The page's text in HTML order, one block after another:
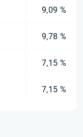
9,09 %
9,78 %
7,15 %
7,15 %